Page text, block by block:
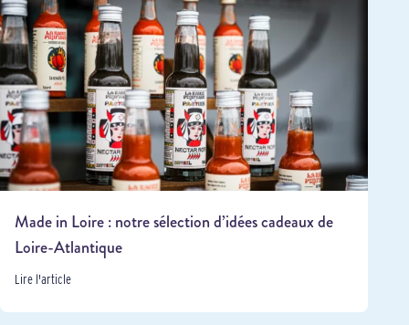
Made in Loire : notre sélection d’idées cadeaux de
Loire-Atlantique
Lire l'article